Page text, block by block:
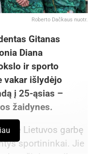
Roberto Dačkaus nuotr.
Gitanas
Diana
ir sporto
vakar išlydėjo
į 25-ąsias –
žaidynes.
Lietuvos garbę
sportininkai. Jie
krepšinio, graikų-